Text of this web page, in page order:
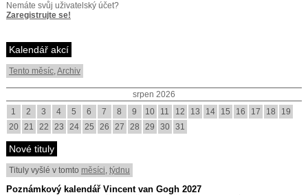
Nemáte svůj uživatelský účet?
Zaregistrujte se!
Kalendář akcí
Tento měsíc,Archiv
srpen 2026
1
2 3 4 5 6 7 8 9 10 11 12 13 14 15 16 17 18
19
20 21 22 23 24 25 26 27 28 29 30 31
Nové tituly
Tituly vyšlé v tomto měsíci, týdnu
Poznámkový kalendář Vincent van Gogh 2027